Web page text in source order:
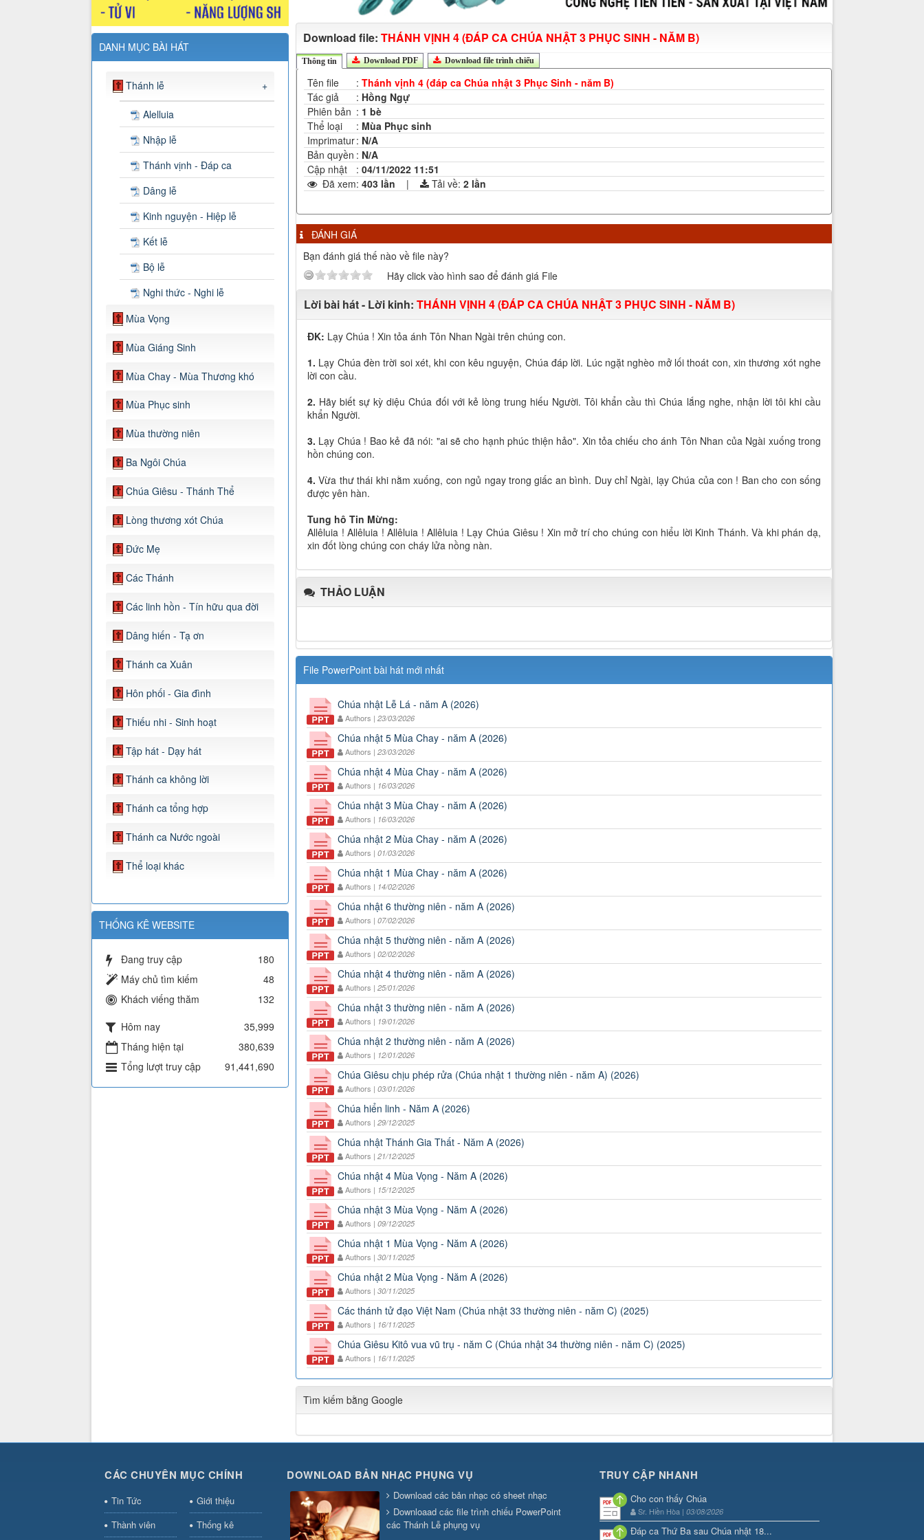
DANH MỤC BÀI HÁT
Thánh lễ +
Alelluia
Nhập lễ
Thánh vịnh - Đáp ca
Dâng lễ
Kinh nguyện - Hiệp lễ
Kết lễ
Bộ lễ
Nghi thức - Nghi lễ
Mùa Vọng
Mùa Giáng Sinh
Mùa Chay - Mùa Thương khó
Mùa Phục sinh
Mùa thường niên
Ba Ngôi Chúa
Chúa Giêsu - Thánh Thể
Lòng thương xót Chúa
Đức Mẹ
Các Thánh
Các linh hồn - Tín hữu qua đời
Dâng hiến - Tạ ơn
Thánh ca Xuân
Hôn phối - Gia đình
Thiếu nhi - Sinh hoạt
Tập hát - Dạy hát
Thánh ca không lời
Thánh ca tổng hợp
Thánh ca Nước ngoài
Thể loại khác
THỐNG KÊ WEBSITE
Đang truy cập
180
Máy chủ tìm kiếm
48
Khách viếng thăm
132
Hôm nay
35,999
Tháng hiện tại
380,639
Tổng lượt truy cập
91,441,690
Download file: THÁNH VỊNH 4 (ĐÁP CA CHÚA NHẬT 3 PHỤC SINH - NĂM B)
Thông tin Download PDF Download file trình chiếu
Tên file : Thánh vịnh 4 (đáp ca Chúa nhật 3 Phục Sinh - năm B)
Tác giả
: Hồng Ngự
Phiên bản : 1 bè
Thể loại
: Mùa Phục sinh
Imprimatur: N/A
Bản quyền : N/A
Cập nhật
: 04/11/2022 11:51
Đã xem: 403 lần | Tải về: 2 lần
ĐÁNH GIÁ
Bạn đánh giá thế nào về file này?
Hãy click vào hình sao để đánh giá File
Lời bài hát - Lời kinh: THÁNH VỊNH 4 (ĐÁP CA CHÚA NHẬT 3 PHỤC SINH - NĂM B)
ĐK: Lạy Chúa ! Xin tỏa ánh Tôn Nhan Ngài trên chúng con.
1. Lạy Chúa đèn trời soi xét, khi con kêu nguyện, Chúa đáp lời. Lúc ngặt nghèo mở lối thoát con, xin thương xót nghe
lời con cầu.
2. Hãy biết sự kỳ diệu Chúa đối với kẻ lòng trung hiếu Người. Tôi khẩn cầu thì Chúa lắng nghe, nhận lời tôi khi cầu
khẩn Người.
3. Lạy Chúa ! Bao kẻ đã nói: "ai sẽ cho hạnh phúc thiện hảo". Xin tỏa chiếu cho ánh Tôn Nhan của Ngài xuống trong
hồn chúng con.
4.Vừa thư thái khi nằm xuống, con ngủ ngay trong giấc an bình. Duy chỉ Ngài, lạy Chúa của con ! Ban cho con sống
được yên hàn.
Tung hô Tin Mừng:
Allêluia ! Allêluia ! Allêluia ! Allêluia ! Lạy Chúa Giêsu ! Xin mở trí cho chúng con hiểu lời Kinh Thánh. Và khi phán dạ,
xin đốt lòng chúng con cháy lửa nồng nàn.
THẢO LUẬN
File PowerPoint bài hát mới nhất
Chúa nhật Lễ Lá - năm A (2026)
Authors | 23/03/2026
Chúa nhật 5 Mùa Chay - năm A (2026)
Authors | 23/03/2026
Chúa nhật 4 Mùa Chay - năm A (2026)
Authors | 16/03/2026
Chúa nhật 3 Mùa Chay - năm A (2026)
Authors | 16/03/2026
Chúa nhật 2 Mùa Chay - năm A (2026)
Authors | 01/03/2026
Chúa nhật 1 Mùa Chay - năm A (2026)
Authors | 14/02/2026
Chúa nhật 6 thường niên - năm A (2026)
Authors | 07/02/2026
Chúa nhật 5 thường niên - năm A (2026)
Authors | 02/02/2026
Chúa nhật 4 thường niên - năm A (2026)
Authors | 25/01/2026
Chúa nhật 3 thường niên - năm A (2026)
Authors | 19/01/2026
Chúa nhật 2 thường niên - năm A (2026)
Authors | 12/01/2026
Chúa Giêsu chịu phép rửa (Chúa nhật 1 thường niên - năm A) (2026)
Authors | 03/01/2026
Chúa hiển linh - Năm A (2026)
Authors | 29/12/2025
Chúa nhật Thánh Gia Thất - Năm A (2026)
Authors | 21/12/2025
Chúa nhật 4 Mùa Vọng - Năm A (2026)
Authors | 15/12/2025
Chúa nhật 3 Mùa Vọng - Năm A (2026)
Authors | 09/12/2025
Chúa nhật 1 Mùa Vọng - Năm A (2026)
Authors | 30/11/2025
Chúa nhật 2 Mùa Vọng - Năm A (2026)
Authors | 30/11/2025
Các thánh tử đạo Việt Nam (Chúa nhật 33 thường niên - năm C) (2025)
Authors | 16/11/2025
Chúa Giêsu Kitô vua vũ trụ - năm C (Chúa nhật 34 thường niên - năm C) (2025)
Authors | 16/11/2025
Tìm kiếm bằng Google
CÁC CHUYÊN MỤC CHÍNH
Tin Tức
Giới thiệu
Thành viên
Thống kê
DOWNLOAD BẢN NHẠC PHỤNG VỤ
Download các bản nhạc có sheet nhạc
Downloaad các file trình chiếu PowerPoint
các Thánh Lễ phụng vụ
TRUY CẬP NHANH
Cho con thấy Chúa
Sr. Hiền Hòa | 03/08/2026
Đáp ca Thứ Ba sau Chúa nhật 18...